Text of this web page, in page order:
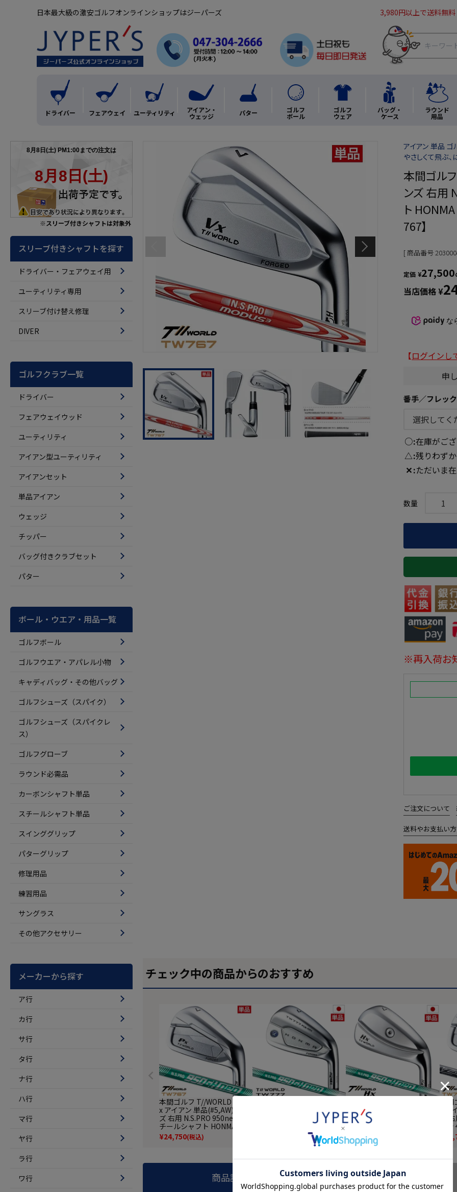
日本最大級の激安ゴルフオンラインショップはジーパーズ 3,980円以上で送料無料
ドライバー フェアウェイ ユーティリティ アイアン・
ウェッジ パター ゴルフ
ボール
ゴルフ
ウェア
バッグ・
ケース
ラウンド
用品
※スリーブ付きシャフトは対象外
スリーブ付きシャフトを探す
ドライバー・フェアウェイ用
ユーティリティ専用
スリーブ付け替え修理
DIVER
ゴルフクラブ一覧
ドライバー
フェアウェイウッド
ユーティリティ
アイアン型ユーティリティ
アイアンセット
単品アイアン
ウェッジ
チッパー
バッグ付きクラブセット
パター
ボール・ウエア・用品一覧
ゴルフボール
ゴルフウエア・アパレル小物
キャディバッグ・その他バッグ
ゴルフシューズ（スパイク）
ゴルフシューズ（スパイクレ
ス）
ゴルフグローブ
ラウンド必需品
カーボンシャフト単品
スチールシャフト単品
スインググリップ
パターグリップ
修理用品
練習用品
サングラス
その他アクセサリー
メーカーから探す
ア行
カ行
サ行
タ行
ナ行
ハ行
マ行
ヤ行
ラ行
ワ行
アイアン 単品 ゴ
やさしくて飛ぶ
本間ゴル
ンズ 右用
ト
767】
商品番号
定価 ¥27,500
当店価格¥
な
【ログインし
申
番手／フレッ
○ 在庫がご
△ 残りわず
✕ ただいま
※再入荷お
ご注文について
送料やお支払い
チェック中の商品からのおすすめ
本間ゴルフ T//WORLD TW P
x アイアン 単品(#5,AW) メン
ズ 右用 N.S.PRO 950neo ス
チールシャフト HONMA 202
4年モデル 日本正規品 ゴルフ
クラブ【TW767】
¥24,750(税込)
7 PCB MAX IRON ツアーワー
ルド アイアン 単品(#5,#11,A
W,SW) メンズ 右用 N.S.PRO 9
50GH neo スチールシャフト
HONMA ゴルフクラブ 日本正
ON ツアーワールド アイアン
単品(5,AW) メンズ 右用 N.S.P
RO 950GH neo スチールシャ
フト HONMA 日本正規品 ゴ
ルフクラブ
¥23,100 (税込)
本
x
ズ
ン
モ
ラ
商品説明 商品レビュー